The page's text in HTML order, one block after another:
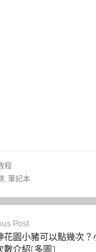
程
, 筆記本
Post
花園小豬可以點幾次
數介紹[多圖]